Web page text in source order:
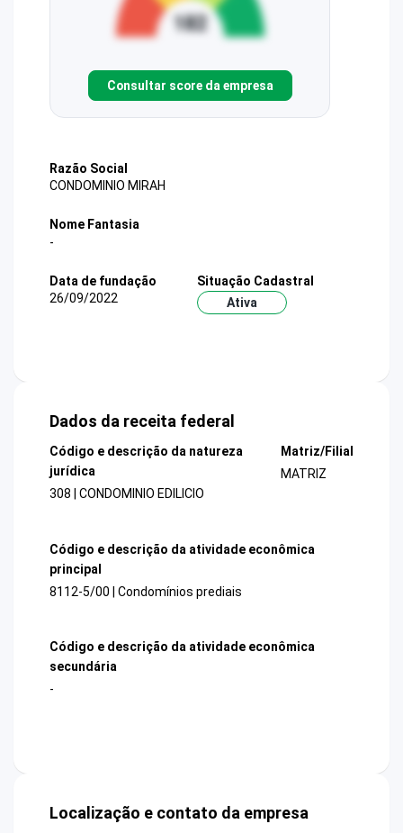
Consultar score da empresa
Razão Social
CONDOMINIO MIRAH
Nome Fantasia
-
Data de fundação
26/09/2022
Situação Cadastral
Ativa
Dados da receita federal
Código e descrição da natureza
jurídica
308 | CONDOMINIO EDILICIO
Matriz/Filial
MATRIZ
Código e descrição da atividade econômica
principal
8112-5/00 | Condomínios prediais
Código e descrição da atividade econômica
secundária
-
Localização e contato da empresa